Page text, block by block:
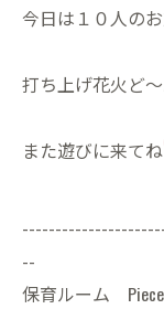
今日は１０人の
打ち上げ花火ど〜
また遊びに来てね
--
保育ルーム Piece